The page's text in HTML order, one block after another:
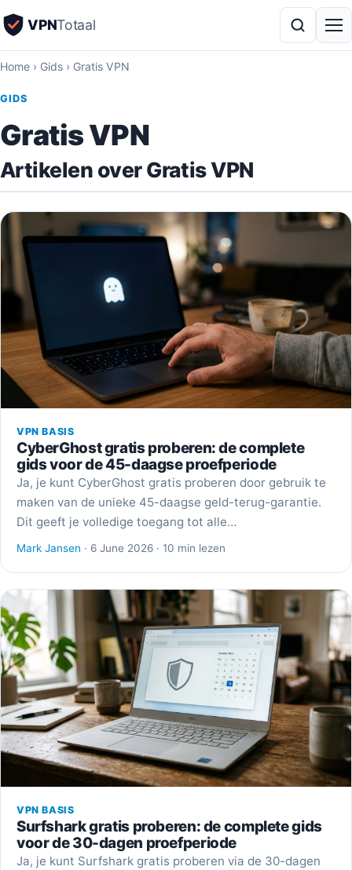
VPNTotaal
Home › Gids › Gratis VPN
GIDS
Gratis VPN
Artikelen over Gratis VPN
VPN BASIS
CyberGhost gratis proberen: de complete
gids voor de 45-daagse proefperiode
Ja, je kunt CyberGhost gratis proberen door gebruik te
maken van de unieke 45-daagse geld-terug-garantie.
Dit geeft je volledige toegang tot alle…
Mark Jansen · 6 June 2026 · 10 min lezen
VPN BASIS
Surfshark gratis proberen: de complete gids
voor de 30-dagen proefperiode
Ja, je kunt Surfshark gratis proberen via de 30-dagen